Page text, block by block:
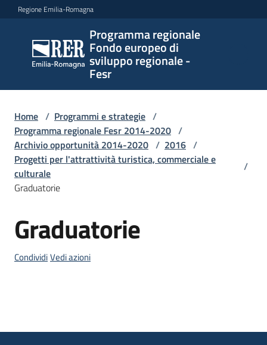
Vai al contenuto
Vai alla navigazione
Vai al footer
Regione Emilia-Romagna
Programma regionale
Fondo europeo di
sviluppo regionale -
Fesr
Programma
regionale
Fondo
europeo di
regionale -
Fesr
Novità
Programmi
strategie
Home / Programmi e strategie /
Programma regionale Fesr 2014-2020 /
Archivio opportunità 2014-2020 / 2016 /
Progetti per l'attrattività turistica, commerciale e
culturale
/
Graduatorie
Salta al contenuto
Graduatorie
CondividiVedi azioni